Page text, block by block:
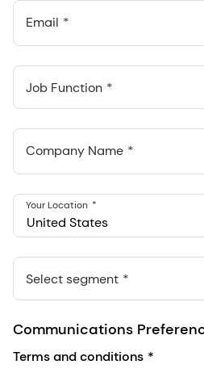
Email
Job Function
Company Name
United States
Your Location
Select segment
Communications
Terms and conditions